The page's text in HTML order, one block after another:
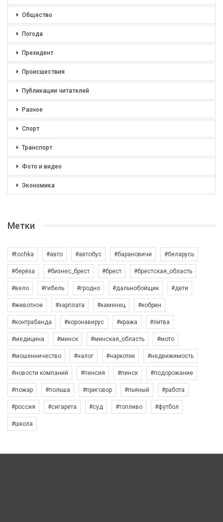
Общество
Погода
Президент
Происшествия
Публикации читателей
Разное
Спорт
Транспорт
Фото и видео
Экономика
Метки
#tochka #авто #автобус #барановичи #беларусь
#берёза #бизнес_брест #брест #брестская_область
#вело #гибель #гродно #дальнобойщик #дети
#животное #зарплата #каменец #кобрин
#контрабанда #коронавирус #кража #литва
#медицина #минск #минская_область #мото
#мошенничество #налог #наркотик #недвижимость
#новости компаний #пенсия #пинск #подорожание
#пожар #польша #приговор #пьяный #работа
#россия #сигарета #суд #топливо #футбол
#школа